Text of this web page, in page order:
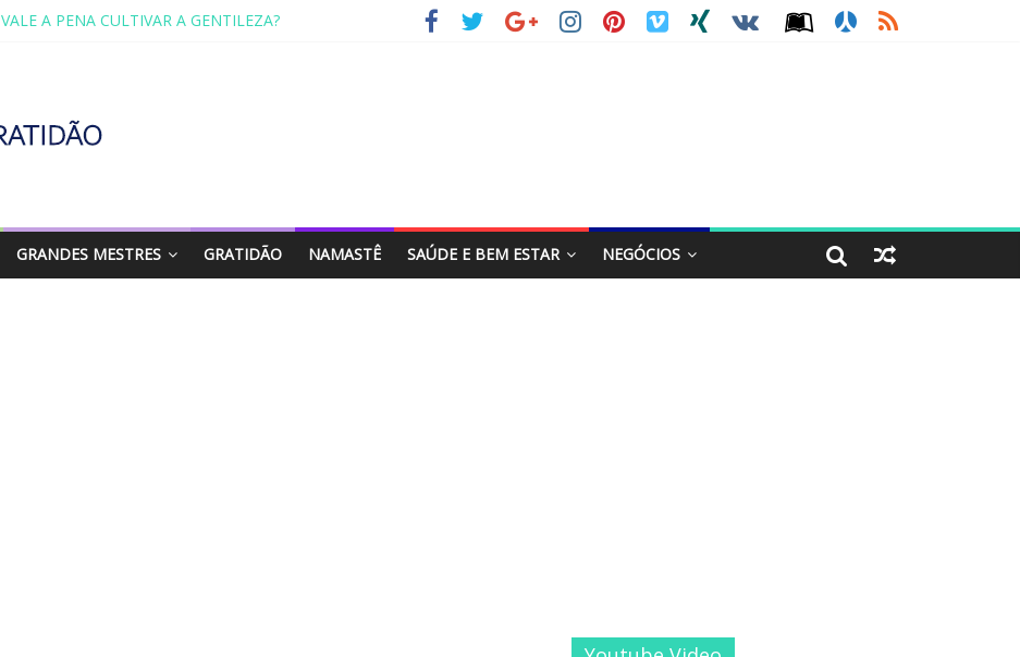
VALE A PENA CULTIVAR A GENTILEZA?
SAGRADA FAMÍLIA – MAIA SOMEL
GRANDES MESTRES GRATIDÃO NAMASTÊ SAÚDE E BEM ESTAR NEGÓCIOS